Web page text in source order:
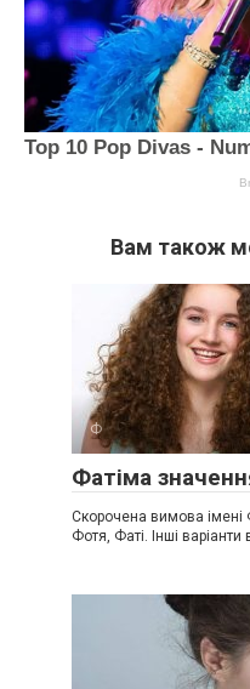
Вам також
Ф
Фатіма
Скорочена вимова імені
Фотя, Фаті. Інші